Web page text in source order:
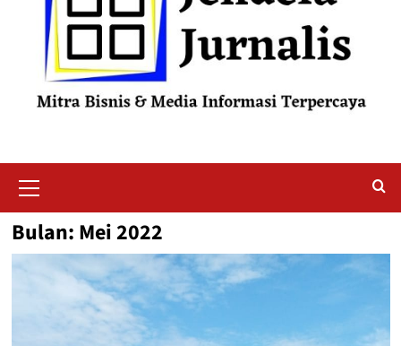
Bulan: Mei 2022